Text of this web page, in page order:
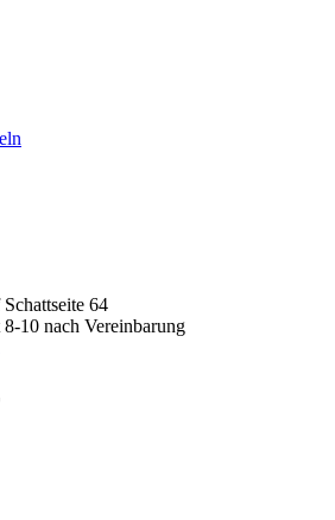
64
10 nach Vereinbarung